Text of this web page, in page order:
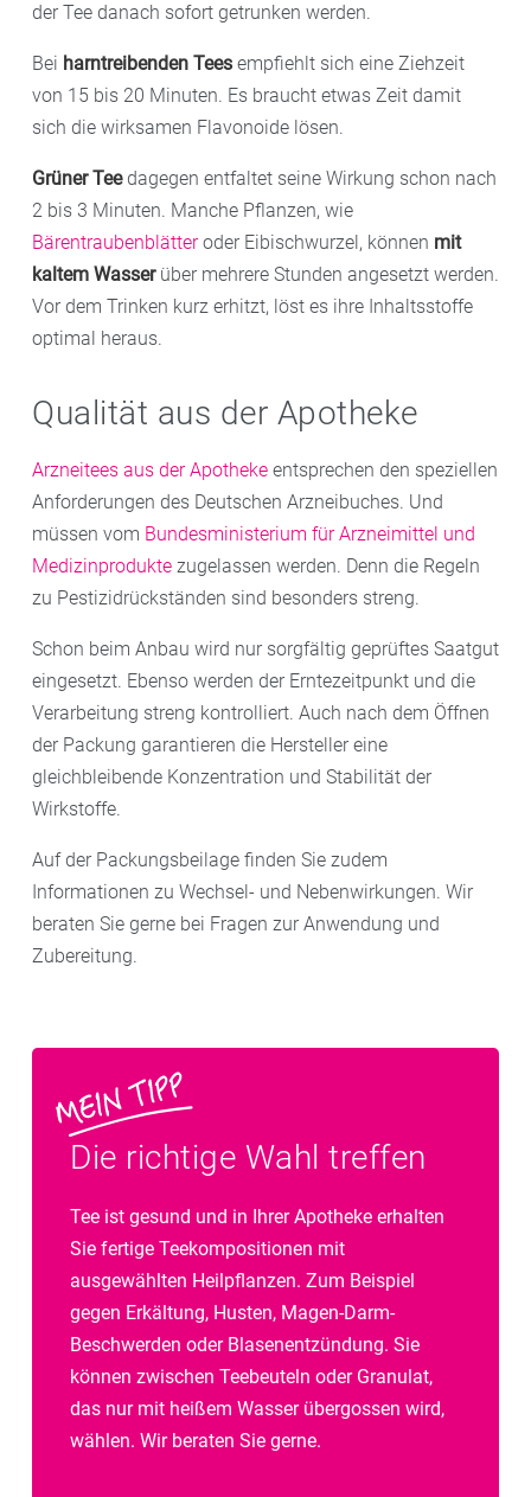
der Tee danach sofort getrunken werden.
Bei harntreibenden Tees empfiehlt sich eine Ziehzeit
von 15 bis 20 Minuten. Es braucht etwas Zeit damit
sich die wirksamen Flavonoide lösen.
Grüner Teedagegen entfaltet seine Wirkung schon nach
2 bis 3 Minuten. Manche Pflanzen, wie
Bärentraubenblätteroder Eibischwurzel, können mit
kaltem Wasserüber mehrere Stunden angesetzt werden.
Vor dem Trinken kurz erhitzt, löst es ihre Inhaltsstoffe
optimal heraus.
Qualität aus der Apotheke
Arzneitees aus der Apotheke entsprechen den speziellen
Anforderungen des Deutschen Arzneibuches. Und
müssen vom Bundesministerium für Arzneimittel und
Medizinprodukte zugelassen werden. Denn die Regeln
zu Pestizidrückständen sind besonders streng.
Schon beim Anbau wird nur sorgfältig geprüftes Saatgut
eingesetzt. Ebenso werden der Erntezeitpunkt und die
Verarbeitung streng kontrolliert. Auch nach dem Öffnen
der Packung garantieren die Hersteller eine
gleichbleibende Konzentration und Stabilität der
Wirkstoffe.
Auf der Packungsbeilage finden Sie zudem
Informationen zu Wechsel- und Nebenwirkungen. Wir
beraten Sie gerne bei Fragen zur Anwendung und
Zubereitung.
Die richtige Wahl treffen
Tee ist gesund und in Ihrer Apotheke erhalten
Sie fertige Teekompositionen mit
ausgewählten Heilpflanzen. Zum Beispiel
gegen Erkältung, Husten, Magen-Darm-
Beschwerden oder Blasenentzündung. Sie
können zwischen Teebeuteln oder Granulat,
das nur mit heißem Wasser übergossen wird,
wählen. Wir beraten Sie gerne.